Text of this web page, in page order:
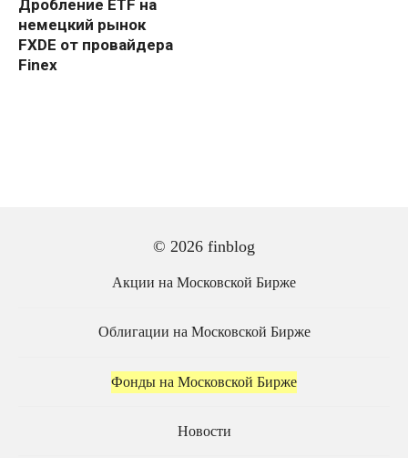
Дробление ETF на
немецкий рынок
FXDE от провайдера
Finex
© 2026 finblog
Акции на Московской Бирже
Облигации на Московской Бирже
Фонды на Московской Бирже
Новости